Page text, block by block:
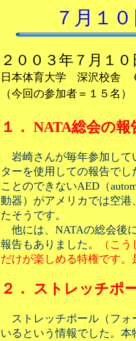
７月１
２００３年７月１
日本体育大学 深沢校舎
（今回の参加者＝１５名）
１． NATA総会の報
岩崎さんが毎年参加して
ターを使用しての報告で
ことのできないAED（
動器）がアメリカでは空
たそうです。
他には、NATAの総会後
報告もありました。
（こ
だけが楽しめる特権です
２． ストレッチポ
ストレッチポール（フォ
いるという情報でした。